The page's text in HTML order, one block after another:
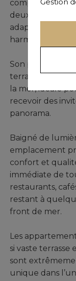
comprenant
deux salles de
adapté à une
harmonieuse.
Son principal
terrasse de 48
la mer, idéale
recevoir des
panorama.
Baigné de
emplacement
confort et
immédiate de
restaurants,
restant à
front de mer.
Les
si vaste terrasse
sont
unique dans